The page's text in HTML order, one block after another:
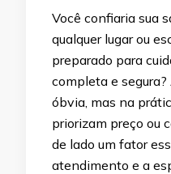
Você confiaria sua
qualquer lugar ou
preparado para
completa e
óbvia, mas na
priorizam preço ou
de lado um fator
atendimento e a